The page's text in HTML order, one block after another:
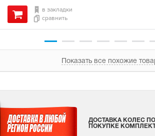
в закладки
сравнить
Показать все похожие
ДОСТАВКА КОЛЕС
ПОКУПКЕ